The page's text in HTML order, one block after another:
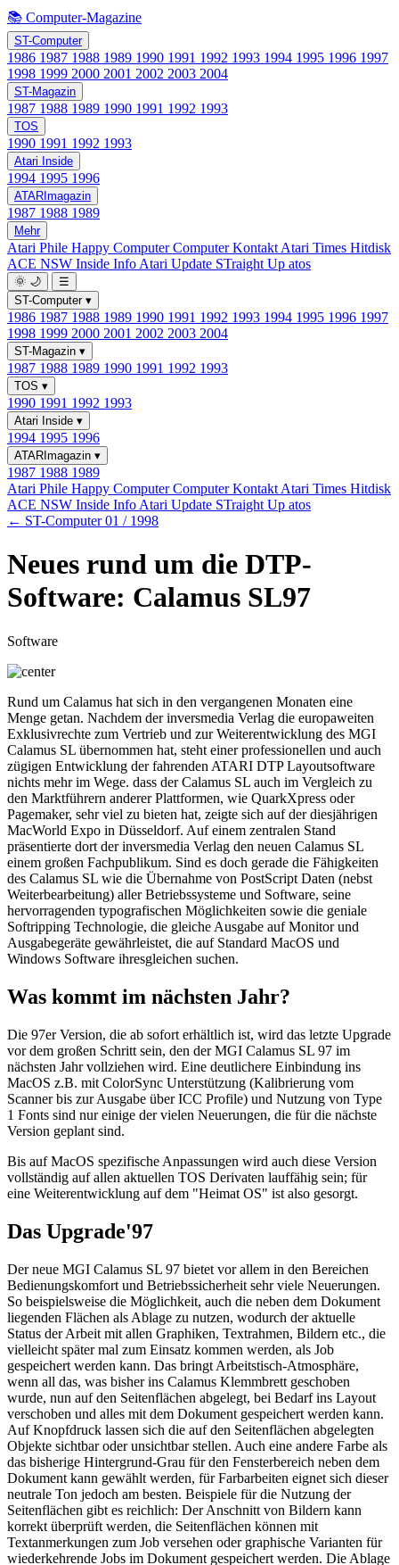
📚 Computer-Magazine
ST-Computer
1986 1987 1988 1989 1990 1991 1992 1993 1994 1995 1996 1997
1998 1999 2000 2001 2002 2003 2004
ST-Magazin
1987 1988 1989 1990 1991 1992 1993
TOS
1990 1991 1992 1993
Atari Inside
1994 1995 1996
ATARImagazin
1987 1988 1989
Mehr
Atari Phile Happy ComputerComputer Kontakt Atari Times Hitdisk
ACE NSW Inside Info Atari Update STraight Up atos
🌞 🌙
☰
ST-Computer ▾
1986 1987 1988 1989 1990 1991 1992 1993 1994 1995 1996 1997
1998 1999 2000 2001 2002 2003 2004
ST-Magazin ▾
1987 1988 1989 1990 1991 1992 1993
TOS ▾
1990 1991 1992 1993
Atari Inside ▾
1994 1995 1996
ATARImagazin ▾
1987 1988 1989
Atari Phile Happy ComputerComputer Kontakt Atari Times Hitdisk
ACE NSW Inside Info Atari Update STraight Up atos
← ST-Computer 01 / 1998
Neues rund um die DTP-
Software: Calamus SL97
Software
Rund um Calamus hat sich in den vergangenen Monaten eine
Menge getan. Nachdem der inversmedia Verlag die europaweiten
Exklusivrechte zum Vertrieb und zur Weiterentwicklung des MGI
Calamus SL übernommen hat, steht einer professionellen und auch
zügigen Entwicklung der fahrenden ATARI DTP Layoutsoftware
nichts mehr im Wege. dass der Calamus SL auch im Vergleich zu
den Marktführern anderer Plattformen, wie QuarkXpress oder
Pagemaker, sehr viel zu bieten hat, zeigte sich auf der diesjährigen
MacWorld Expo in Düsseldorf. Auf einem zentralen Stand
präsentierte dort der inversmedia Verlag den neuen Calamus SL
einem großen Fachpublikum. Sind es doch gerade die Fähigkeiten
des Calamus SL wie die Übernahme von PostScript Daten (nebst
Weiterbearbeitung) aller Betriebssysteme und Software, seine
hervorragenden typografischen Möglichkeiten sowie die geniale
Softripping Technologie, die gleiche Ausgabe auf Monitor und
Ausgabegeräte gewährleistet, die auf Standard MacOS und
Windows Software ihresgleichen suchen.
Was kommt im nächsten Jahr?
Die 97er Version, die ab sofort erhältlich ist, wird das letzte Upgrade
vor dem großen Schritt sein, den der MGI Calamus SL 97 im
nächsten Jahr vollziehen wird. Eine deutlichere Einbindung ins
MacOS z.B. mit ColorSync Unterstützung (Kalibrierung vom
Scanner bis zur Ausgabe über ICC Profile) und Nutzung von Type
1 Fonts sind nur einige der vielen Neuerungen, die für die nächste
Version geplant sind.
Bis auf MacOS spezifische Anpassungen wird auch diese Version
vollständig auf allen aktuellen TOS Derivaten lauffähig sein; für
eine Weiterentwicklung auf dem "Heimat OS" ist also gesorgt.
Das Upgrade'97
Der neue MGI Calamus SL 97 bietet vor allem in den Bereichen
Bedienungskomfort und Betriebssicherheit sehr viele Neuerungen.
So beispielsweise die Möglichkeit, auch die neben dem Dokument
liegenden Flächen als Ablage zu nutzen, wodurch der aktuelle
Status der Arbeit mit allen Graphiken, Textrahmen, Bildern etc., die
vielleicht später mal zum Einsatz kommen werden, als Job
gespeichert werden kann. Das bringt Arbeitstisch-Atmosphäre,
wenn all das, was bisher ins Calamus Klemmbrett geschoben
wurde, nun auf den Seitenflächen abgelegt, bei Bedarf ins Layout
verschoben und alles mit dem Dokument gespeichert werden kann.
Auf Knopfdruck lassen sich die auf den Seitenflächen abgelegten
Objekte sichtbar oder unsichtbar stellen. Auch eine andere Farbe als
das bisherige Hintergrund-Grau für den Fensterbereich neben dem
Dokument kann gewählt werden, für Farbarbeiten eignet sich dieser
neutrale Ton jedoch am besten. Beispiele für die Nutzung der
Seitenflächen gibt es reichlich: Der Anschnitt von Bildern kann
korrekt überprüft werden, die Seitenflächen können mit
Textanmerkungen zum Job versehen oder graphische Varianten für
wiederkehrende Jobs im Dokument gespeichert werden. Die Ablage